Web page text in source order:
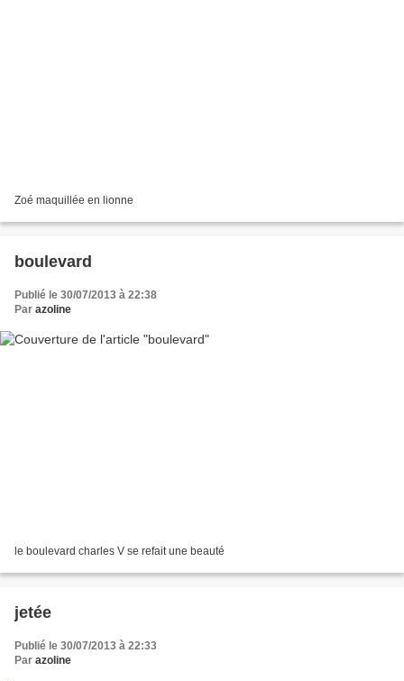
Zoé maquillée en lionne
boulevard
Publié le 30/07/2013 à 22:38
Par azoline
le boulevard charles V se refait une beauté
jetée
Publié le 30/07/2013 à 22:33
Par azoline